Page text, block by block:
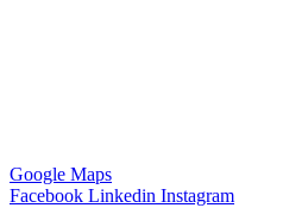
Google Maps
Facebook Linkedin Instagram